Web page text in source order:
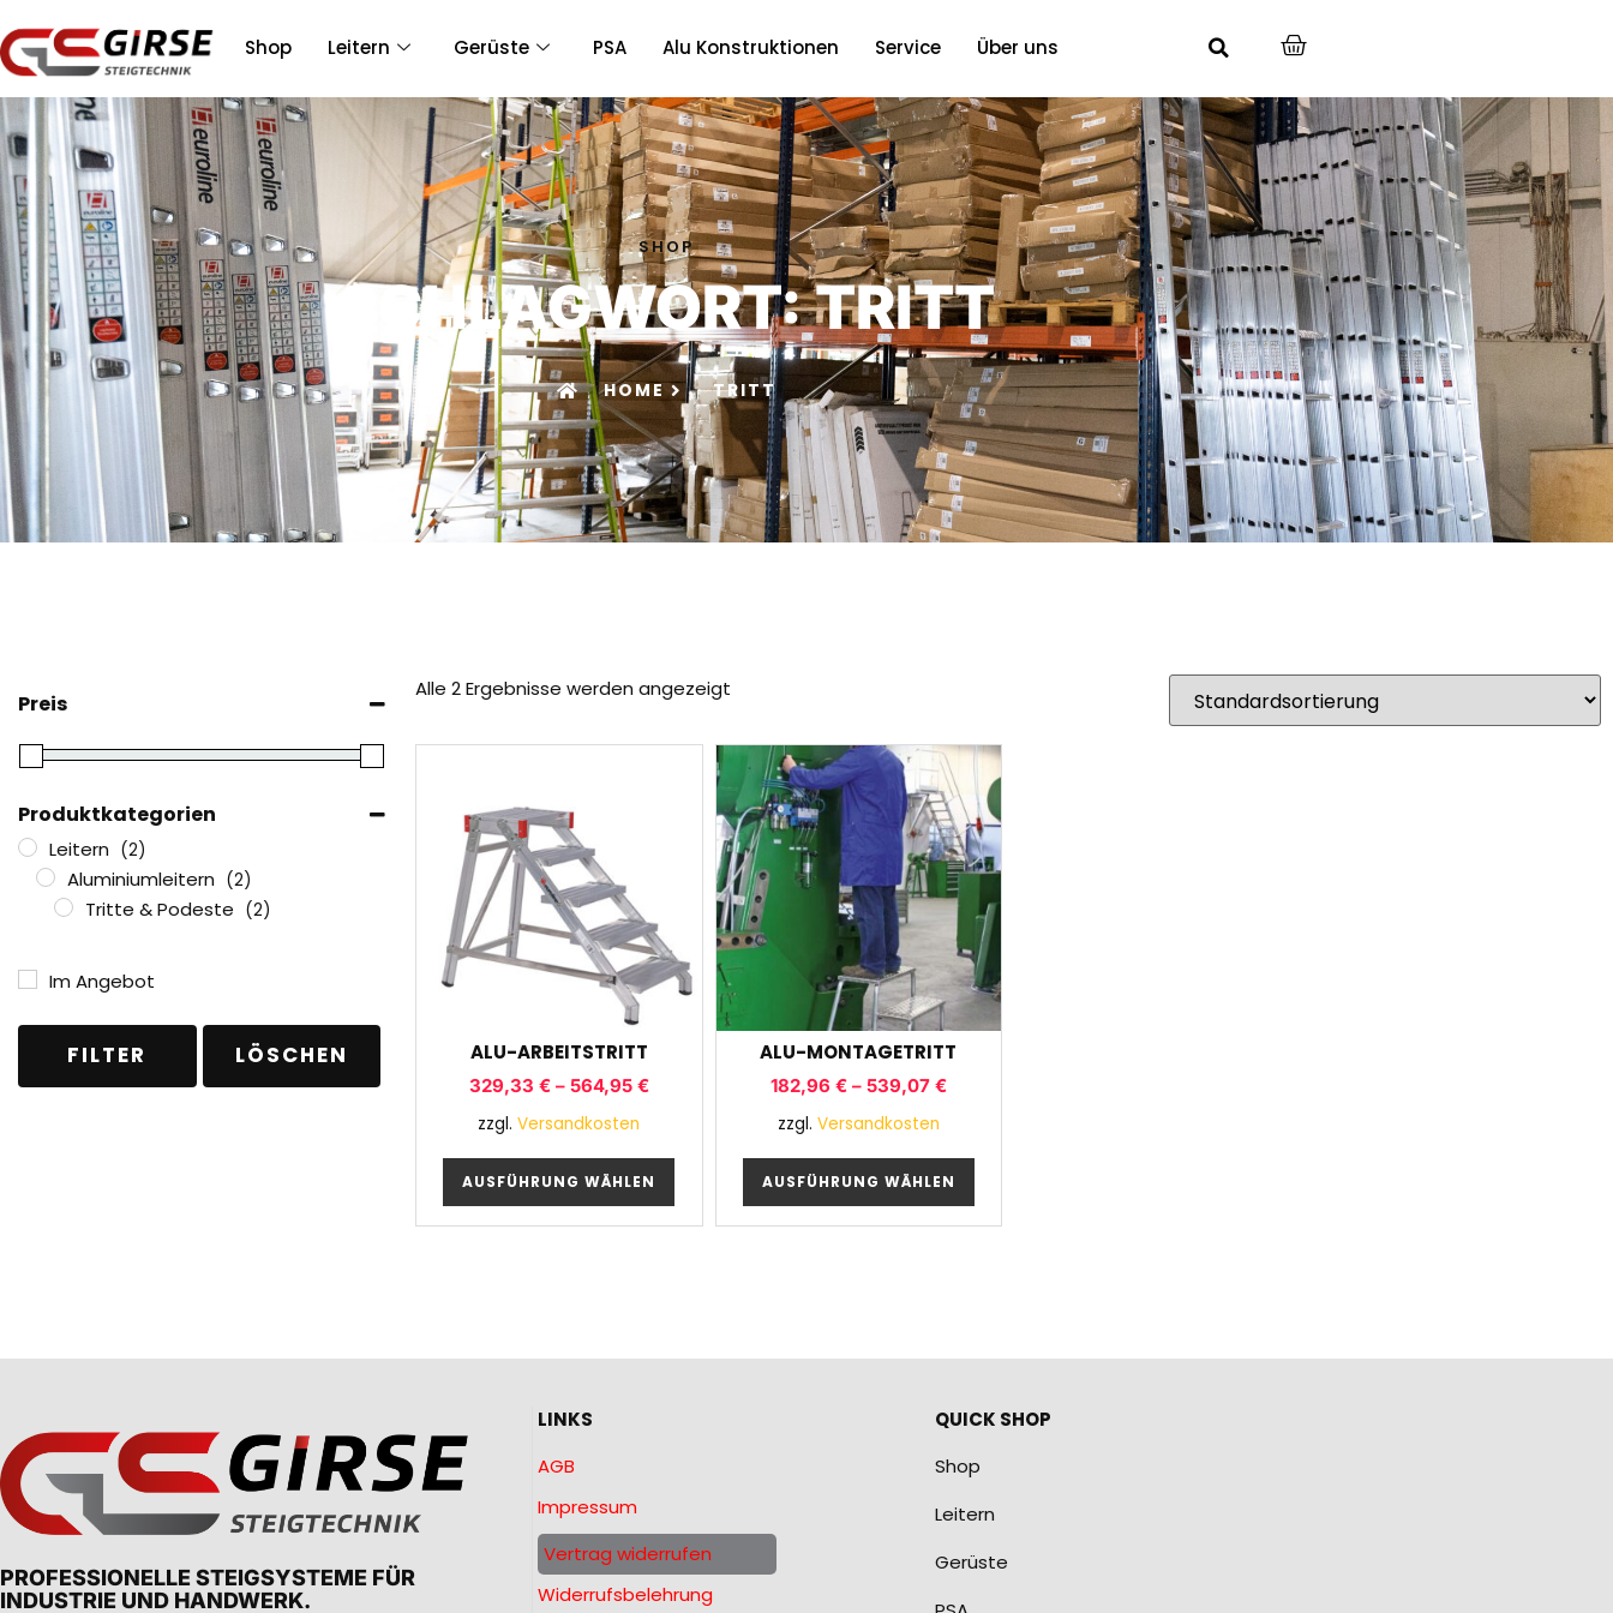
Shop Leitern Gerüste PSA Alu Konstruktionen Service Über uns
SHOP
SCHLAGWORT: TRITT
HOME TRITT
Preis
Produktkategorien
Leitern (2)
Aluminiumleitern (2)
Tritte & Podeste (2)
Im Angebot
FILTER LÖSCHEN
Alle 2 Ergebnisse werden angezeigt
ALU-ARBEITSTRITT
329,33 €– 564,95 €
zzgl.Versandkosten
AUSFÜHRUNG WÄHLEN
ALU-MONTAGETRITT
182,96 €– 539,07 €
zzgl. Versandkosten
AUSFÜHRUNG WÄHLEN
PROFESSIONELLE STEIGSYSTEME FÜR
INDUSTRIE UND HANDWERK.
LINKS
AGB
Impressum
Vertrag widerrufen
Widerrufsbelehrung
QUICK SHOP
Shop
Leitern
Gerüste